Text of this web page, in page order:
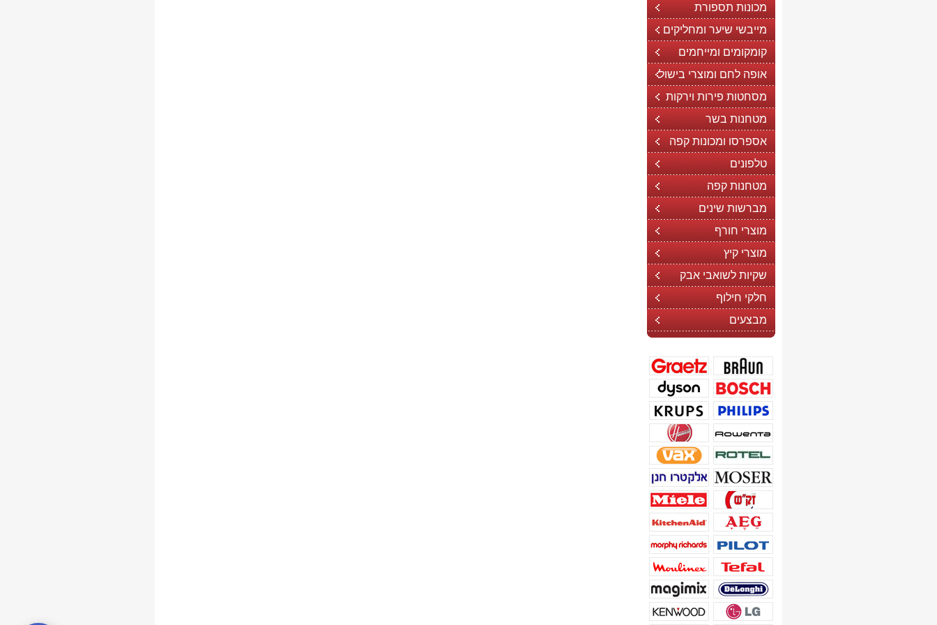
מכונות תספורת
מייבשי שיער ומחליקים
קומקומים ומייחמים
אופה לחם ומוצרי בישול
מסחטות פירות וירקות
מטחנות בשר
אספרסו ומכונות קפה
טלפונים
מטחנות קפה
מברשות שינים
מוצרי חורף
מוצרי קיץ
שקיות לשואבי אבק
חלקי חילוף
מבצעים